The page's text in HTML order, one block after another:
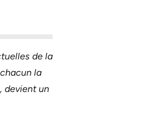
de la
la
devient un